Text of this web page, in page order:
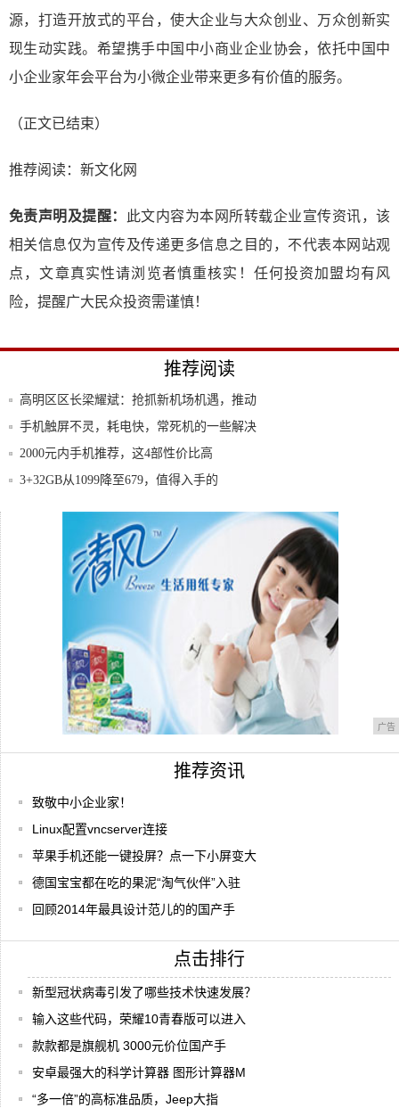
源，打造开放式的平台，使大企业与大众创业、万众创新实
现生动实践。希望携手中国中小商业企业协会，依托中国中
小企业家年会平台为小微企业带来更多有价值的服务。
（正文已结束）
推荐阅读： 新文化网
免责声明及提醒：
此文内容为本网所转载企业宣传资讯，该
相关信息仅为宣传及传递更多信息之目的，不代表本网站观
点，文章真实性请浏览者慎重核实！任何投资加盟均有风
险，提醒广大民众投资需谨慎！
推荐阅读
高明区区长梁耀斌：抢抓新机场机遇，推动
高质量
手机触屏不灵，耗电快，常死机的一些解决
办法
2000元内手机推荐，这4部性价比高
3+32GB从1099降至679，值得入手的
华为Watch GT雅致款/手环3 Pro流
广告
推荐资讯
致敬中小企业家！
Linux配置vncserver连接
苹果手机还能一键投屏？点一下小屏变大
德国宝宝都在吃的果泥“淘气伙伴”入驻
回顾2014年最具设计范儿的的国产手
点击排行
新型冠状病毒引发了哪些技术快速发展？
输入这些代码，荣耀10青春版可以进入
款款都是旗舰机 3000元价位国产手
安卓最强大的科学计算器 图形计算器M
“多一倍”的高标准品质，Jeep大指